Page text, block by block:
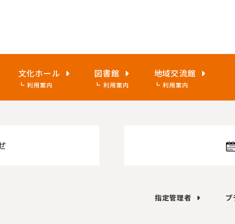
文化ホール
利用案内
図書館
利用案内
地域交流館
利用案内
指定管理者 プ